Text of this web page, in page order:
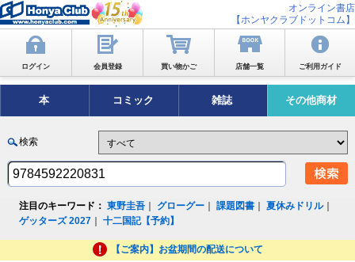
オンライン書店
【ホンヤクラブドットコム】
ログイン 会員登録 買い物かご 店舗一覧 ご利用ガイド
本 コミック 雑誌 その他商材
検索
注目のキーワード： 東野圭吾 グローグー ｜課題図書 ｜夏休みドリル｜
ゲッターズ 2027 ｜十二国記【予約】
【ご案内】お盆期間の配送について